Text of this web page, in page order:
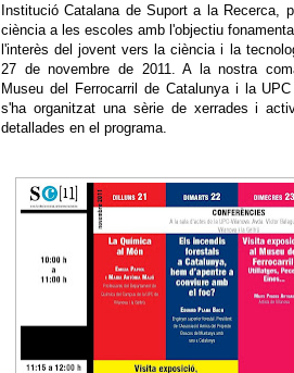
Institució Catalana de Suport a la Recerca,
ciència a les escoles amb l'objectiu
l'interès del jovent vers la ciència i la
27 de novembre de 2011. A la nostra
Museu del Ferrocarril de Catalunya i la
s'ha organitzat una sèrie de xerrades i
detallades en el programa.